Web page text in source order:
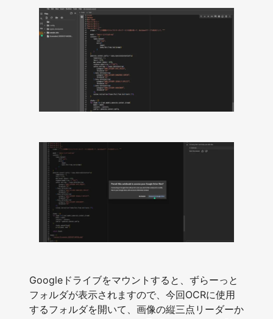
Googleドライブをマウントすると、ずらーっと
フォルダが表示されますので、今回OCRに使用
するフォルダを開いて、画像の縦三点リーダーか